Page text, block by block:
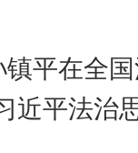
镇平在全
近平法治